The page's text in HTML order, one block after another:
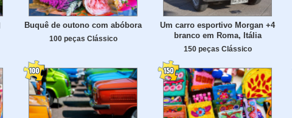
Buquê de outono com abóbora
100 peças Clássico
Um carro esportivo Morgan +4
branco em Roma, Itália
150 peças Clássico